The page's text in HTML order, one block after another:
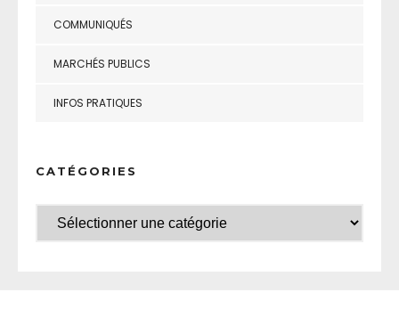
COMMUNIQUÉS
MARCHÉS PUBLICS
INFOS PRATIQUES
CATÉGORIES